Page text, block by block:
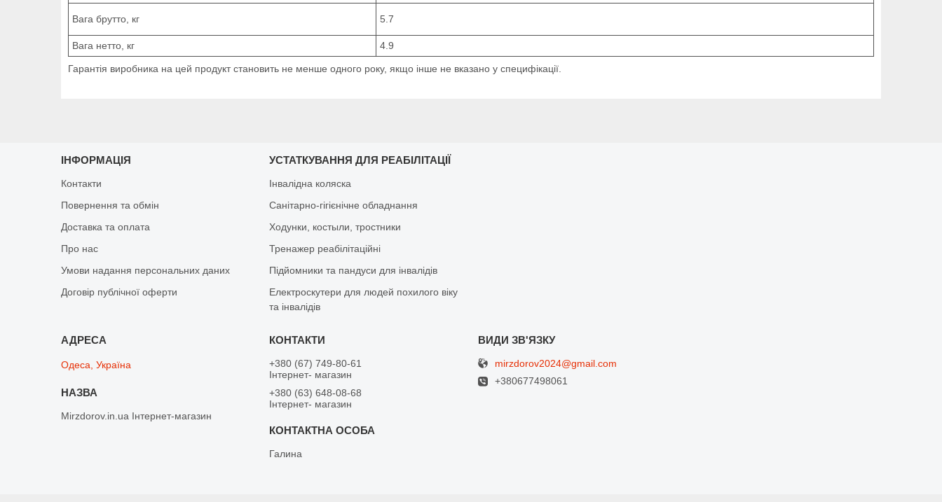
Вага брутто, кг 5.7
Вага нетто, кг 4.9
Гарантія виробника на цей продукт становить не менше одного року, якщо інше не вказано у специфікації.
ІНФОРМАЦІЯ
Контакти
Повернення та обмін
Доставка та оплата
Про нас
Умови надання персональних даних
Договір публічної оферти
УСТАТКУВАННЯ ДЛЯ РЕАБІЛІТАЦІЇ
Інвалідна коляска
Санітарно-гігієнічне обладнання
Ходунки, костыли, тростники
Тренажер реабілітаційні
Підйомники та пандуси для інвалідів
Електроскутери для людей похилого віку
та інвалідів
Одеса, Україна
Mirzdorov.in.ua Інтернет-магазин
+380 (67) 749-80-61
Інтернет- магазин
+380 (63) 648-08-68
Інтернет- магазин
Галина
mirzdorov2024@gmail.com
+380677498061